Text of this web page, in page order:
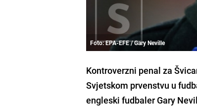
Foto: EPA-EFE / Gary Neville
Kontroverzni penal za
Svjetskom prvenstvu u
engleski fudbaler Gary